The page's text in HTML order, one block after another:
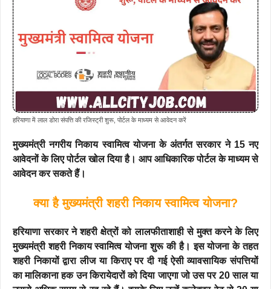
हरियाणा में लाल डोरा संपत्ति की रजिस्ट्री शुरू, पोर्टल के माध्यम से आवेदन करें
मुख्यमंत्री नगरीय निकाय स्वामित्व योजना के अंतर्गत सरकार ने 15 नए
आवेदनों के लिए पोर्टल खोल दिया है। आप आधिकारिक पोर्टल के माध्यम से
आवेदन कर सकते हैं।
क्या है मुख्यमंत्री शहरी निकाय स्वामित्व योजना?
हरियाणा सरकार ने शहरी क्षेत्रों को लालफीताशाही से मुक्त करने के लिए
मुख्यमंत्री शहरी निकाय स्वामित्व योजना शुरू की है। इस योजना के तहत
शहरी निकायों द्वारा लीज या किराए पर दी गई ऐसी व्यावसायिक संपत्तियों
का मालिकाना हक उन किरायेदारों को दिया जाएगा जो उस पर 20 साल या